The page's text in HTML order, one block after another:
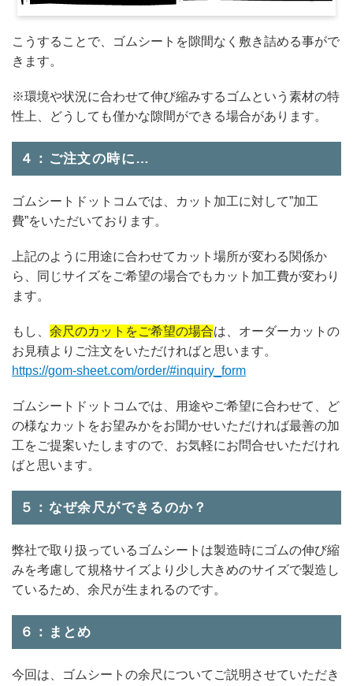
こうすることで、ゴムシートを隙間なく敷き詰める事がで
きます。
※環境や状況に合わせて伸び縮みするゴムという素材の特
性上、どうしても僅かな隙間ができる場合があります。
４：ご注文の時に…
ゴムシートドットコムでは、カット加工に対して”加工
費”をいただいております。
上記のように用途に合わせてカット場所が変わる関係か
ら、同じサイズをご希望の場合でもカット加工費が変わり
ます。
もし、 余尺のカットをご希望の場合は、オーダーカットの
お見積よりご注文をいただければと思います。
https://gom-sheet.com/order/#inquiry_form
ゴムシートドットコムでは、用途やご希望に合わせて、ど
の様なカットをお望みかをお聞かせいただければ最善の加
工をご提案いたしますので、お気軽にお問合せいただけれ
ばと思います。
５：なぜ余尺ができるのか？
弊社で取り扱っているゴムシートは製造時にゴムの伸び縮
みを考慮して規格サイズより少し大きめのサイズで製造し
ているため、余尺が生まれるのです。
６：まとめ
今回は、ゴムシートの余尺についてご説明させていただき